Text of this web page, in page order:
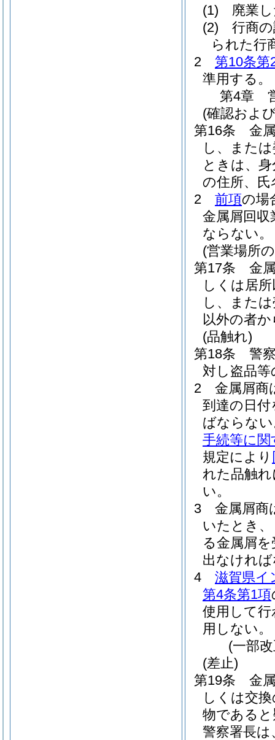
(1)
廃業
(2)
行商
られた行
2
第10条第
準用する。
第4章
(確認およ
第16条
金
し、また
ときは、
の住所、
2
前項の場
金属屑回
ならない。
(営業場所
第17条
金
しくは居
し、また
以外の者
(品触れ)
第18条
警
対し盗品
2
金属屑商
到達の日
ばならな
手続等に関
規定により
れた品触
い。
3
金属屑商
いたとき
る金属屑
出なけれ
4
滋賀県イ
第4条第1項
使用して
用しない。
(一部
(差止)
第19条
金
しくは交
物である
警察署長は